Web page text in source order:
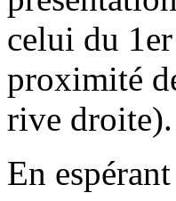
celui du
proximité
rive droite).
En